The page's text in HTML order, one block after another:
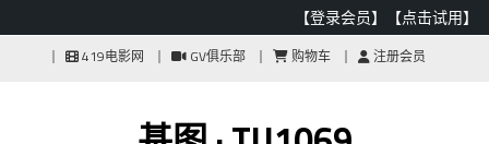
【登录会员】 【点击试用】
419电影网 GV俱乐部 购物车 注册会员